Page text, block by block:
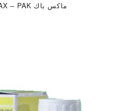
ماكس باك MAX – PAK